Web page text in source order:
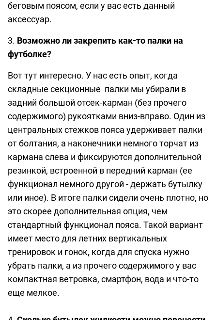
беговым поясом, если у вас есть данный
аксессуар.
3. Возможно ли закрепить как-то палки на
футболке?
Вот тут интересно. У нас есть опыт, когда
складные секционные палки мы убирали в
задний большой отсек-карман (без прочего
содержимого) рукоятками вниз-вправо. Один из
центральных стежков пояса удерживает палки
от болтания, а наконечники немного торчат из
кармана слева и фиксируются дополнительной
резинкой, встроенной в передний карман (ее
функционал немного другой - держать бутылку
или иное). В итоге палки сидели очень плотно, но
это скорее дополнительная опция, чем
стандартный функционал пояса. Такой вариант
имеет место для летних вертикальных
тренировок и гонок, когда для спуска нужно
убрать палки, а из прочего содержимого у вас
компактная ветровка, смартфон, вода и что-то
еще мелкое.